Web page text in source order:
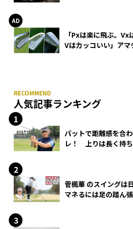
「Pxは楽に飛ぶ。
Vはカッコいい」ア
人気記事ランキング
パットで距離感を合
レ！ 上りは長く持
菅楓華 のスイングは
マネるには足の踏ん